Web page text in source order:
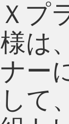
プ
は
ー
て